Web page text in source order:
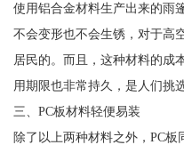
使用铝合金材料生产出来的雨
不会变形也不会生锈，对于高
居民的。而且，这种材料的成
用期限也非常持久，是人们挑
三、PC板材料轻便易装
除了以上两种材料之外，PC